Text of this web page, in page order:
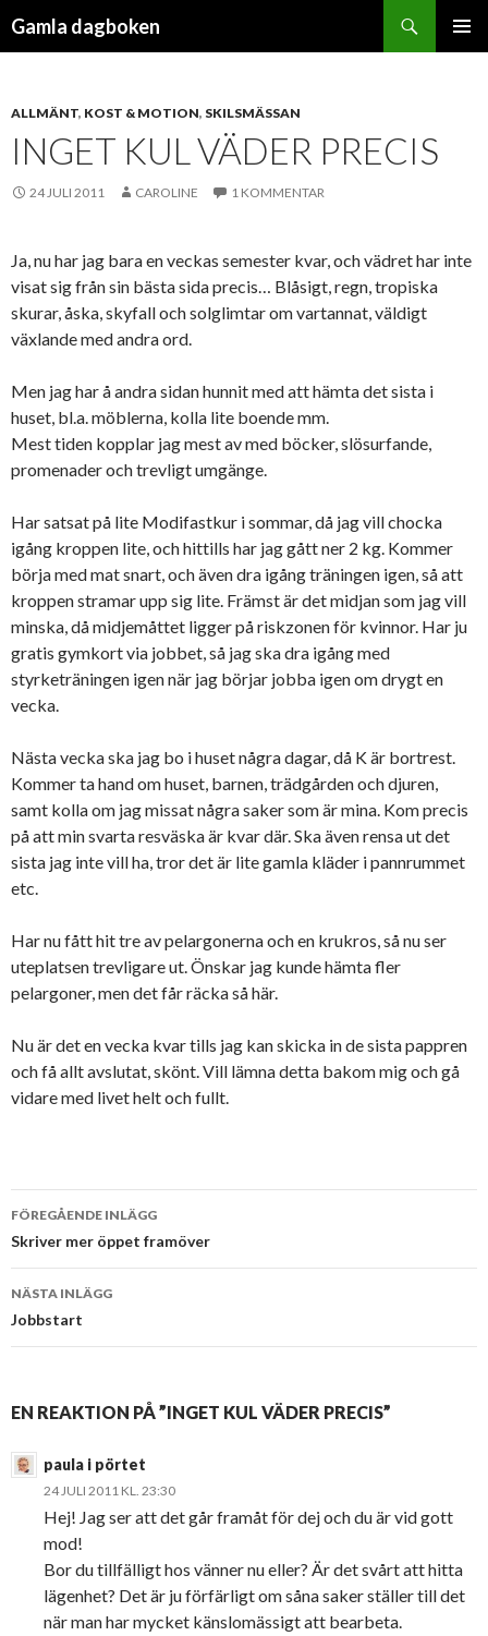
Gamla dagboken
ALLMÄNT, KOST & MOTION, SKILSMÄSSAN
INGET KUL VÄDER PRECIS
24 JULI 2011 CAROLINE 1 KOMMENTAR
Ja, nu har jag bara en veckas semester kvar, och vädret har inte
visat sig från sin bästa sida precis… Blåsigt, regn, tropiska
skurar, åska, skyfall och solglimtar om vartannat, väldigt
växlande med andra ord.
Men jag har å andra sidan hunnit med att hämta det sista i
huset, bl.a. möblerna, kolla lite boende mm.
Mest tiden kopplar jag mest av med böcker, slösurfande,
promenader och trevligt umgänge.
Har satsat på lite Modifastkur i sommar, då jag vill chocka
igång kroppen lite, och hittills har jag gått ner 2 kg. Kommer
börja med mat snart, och även dra igång träningen igen, så att
kroppen stramar upp sig lite. Främst är det midjan som jag vill
minska, då midjemåttet ligger på riskzonen för kvinnor. Har ju
gratis gymkort via jobbet, så jag ska dra igång med
styrketräningen igen när jag börjar jobba igen om drygt en
vecka.
Nästa vecka ska jag bo i huset några dagar, då K är bortrest.
Kommer ta hand om huset, barnen, trädgården och djuren,
samt kolla om jag missat några saker som är mina. Kom precis
på att min svarta resväska är kvar där. Ska även rensa ut det
sista jag inte vill ha, tror det är lite gamla kläder i pannrummet
etc.
Har nu fått hit tre av pelargonerna och en krukros, så nu ser
uteplatsen trevligare ut. Önskar jag kunde hämta fler
pelargoner, men det får räcka så här.
Nu är det en vecka kvar tills jag kan skicka in de sista pappren
och få allt avslutat, skönt. Vill lämna detta bakom mig och gå
vidare med livet helt och fullt.
Inläggsnavigering
FÖREGÅENDE INLÄGG
Skriver mer öppet framöver
NÄSTA INLÄGG
Jobbstart
EN REAKTION PÅ ”INGET KUL VÄDER PRECIS”
paula i pörtet
24 JULI 2011 KL. 23:30
Hej! Jag ser att det går framåt för dej och du är vid gott
mod!
Bor du tillfälligt hos vänner nu eller? Är det svårt att hitta
lägenhet? Det är ju förfärligt om såna saker ställer till det
när man har mycket känslomässigt att bearbeta.